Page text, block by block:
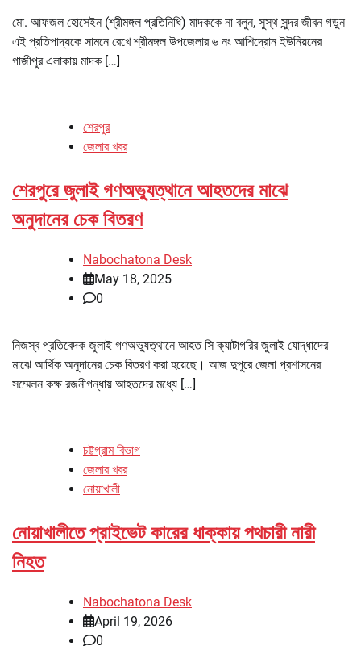
মো. আফজল হোসেইন (শ্রীমঙ্গল প্রতিনিধি) মাদককে না বলুন, সুস্থ সুন্দর জীবন গড়ুন
এই প্রতিপাদ্যকে সামনে রেখে শ্রীমঙ্গল উপজেলার ৬ নং আশিদ্রোন ইউনিয়নের
গাজীপুর এলাকায় মাদক […]
শেরপুর
জেলার খবর
শেরপুরে জুলাই গণঅভ্যুত্থানে আহতদের মাঝে
অনুদানের চেক বিতরণ
Nabochatona Desk
May 18, 2025
0
নিজস্ব প্রতিবেদক জুলাই গণঅভ্যুত্থানে আহত সি ক্যাটাগরির জুলাই যোদ্ধাদের
মাঝে আর্থিক অনুদানের চেক বিতরণ করা হয়েছে। আজ দুপুরে জেলা প্রশাসনের
সম্মেলন কক্ষ রজনীগন্ধায় আহতদের মধ্যে […]
চট্টগ্রাম বিভাগ
জেলার খবর
নোয়াখালী
নোয়াখালীতে প্রাইভেট কারের ধাক্কায় পথচারী নারী
নিহত
Nabochatona Desk
April 19, 2026
0